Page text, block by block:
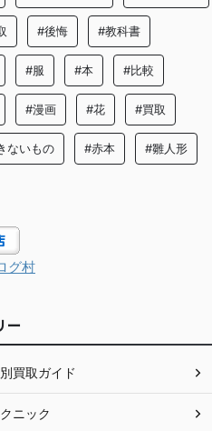
#後悔 #教科書
#服 #本 #比較
#漫画 #花 #買取
ないもの #赤本 #雛人形
グ村
ー
買取ガイド
ニック